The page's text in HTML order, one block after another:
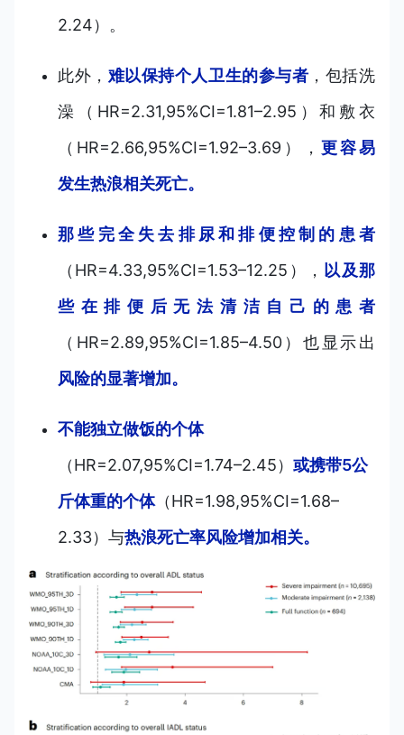
2.24）。
此外， 难以保持个人卫生的参与者 ，包括洗
澡（HR=2.31,95%CI=1.81–2.95）和敷衣
（HR=2.66,95%CI=1.92–3.69），更容易
发生热浪相关死亡。
那些完全失去排尿和排便控制的患者
（HR=4.33,95%CI=1.53–12.25）， 以及那
些在排便后无法清洁自己的患者
（HR=2.89,95%CI=1.85–4.50）也显示出
风险的显著增加。
不能独立做饭的个体
（HR=2.07,95%CI=1.74–2.45） 或携带5公
斤体重的个体（HR=1.98,95%CI=1.68–
2.33）与热浪死亡率风险增加相关。